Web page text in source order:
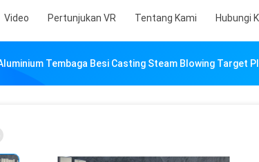
Video Pertunjukan VR Tentang Kami Hubungi
Tembaga Besi Casting Steam Blowing Target